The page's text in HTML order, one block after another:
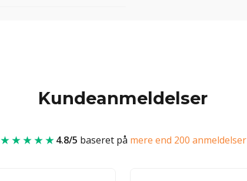
Kundeanmeldelser
★★★★★4.8/5 baseret på mere end 200 anmeldelser